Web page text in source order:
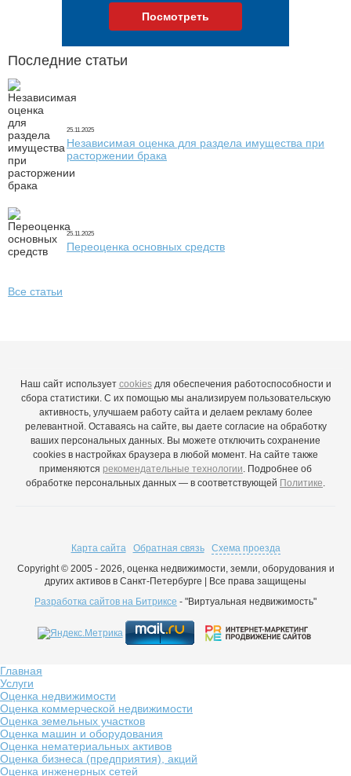
Посмотреть
Последние статьи
25.11.2025
Независимая оценка для раздела имущества при
расторжении брака
25.11.2025
Переоценка основных средств
Все статьи
Наш сайт использует cookiesдля обеспечения работоспособности и
сбора статистики. С их помощью мы анализируем пользовательскую
активность, улучшаем работу сайта и делаем рекламу более
релевантной. Оставаясь на сайте, вы даете согласие на обработку
ваших персональных данных. Вы можете отключить сохранение
cookies в настройках браузера в любой момент. На сайте также
применяются рекомендательные технологии . Подробнее об
обработке персональных данных — в соответствующей Политике
Карта сайта Обратная связь
Схема проезда
Copyright © 2005 - 2026, оценка недвижимости, земли, оборудования и
других активов в Санкт-Петербурге | Все права защищены
Разработка сайтов на Битриксе - "Виртуальная недвижимость"
Главная
Услуги
Оценка недвижимости
Оценка коммерческой недвижимости
Оценка земельных участков
Оценка машин и оборудования
Оценка нематериальных активов
Оценка бизнеса (предприятия), акций
Оценка инженерных сетей